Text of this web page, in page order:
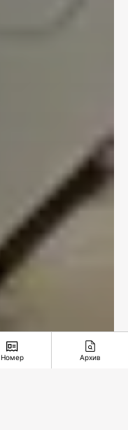
Номер Архив